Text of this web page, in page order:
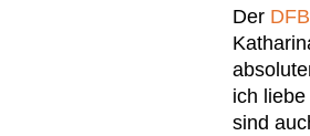
Der
ich
sind